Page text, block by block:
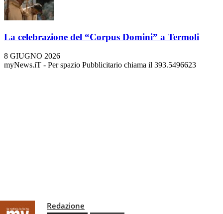
La celebrazione del “Corpus Domini” a Termoli
8 GIUGNO 2026
myNews.iT - Per spazio Pubblicitario chiama il 393.5496623
Redazione